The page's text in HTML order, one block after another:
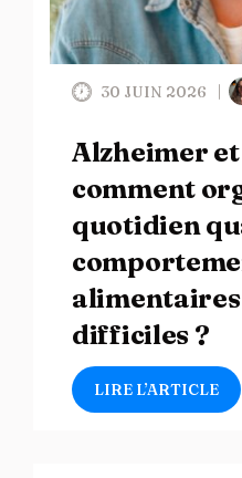
30 JUIN 2026
Alzheimer
comment
quotidien
difficiles ?
LIRE L’ARTICLE